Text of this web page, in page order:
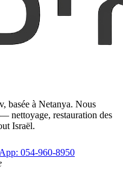
basée à Netanya. Nous
nettoyage, restauration des
Israël.
054-960-8950